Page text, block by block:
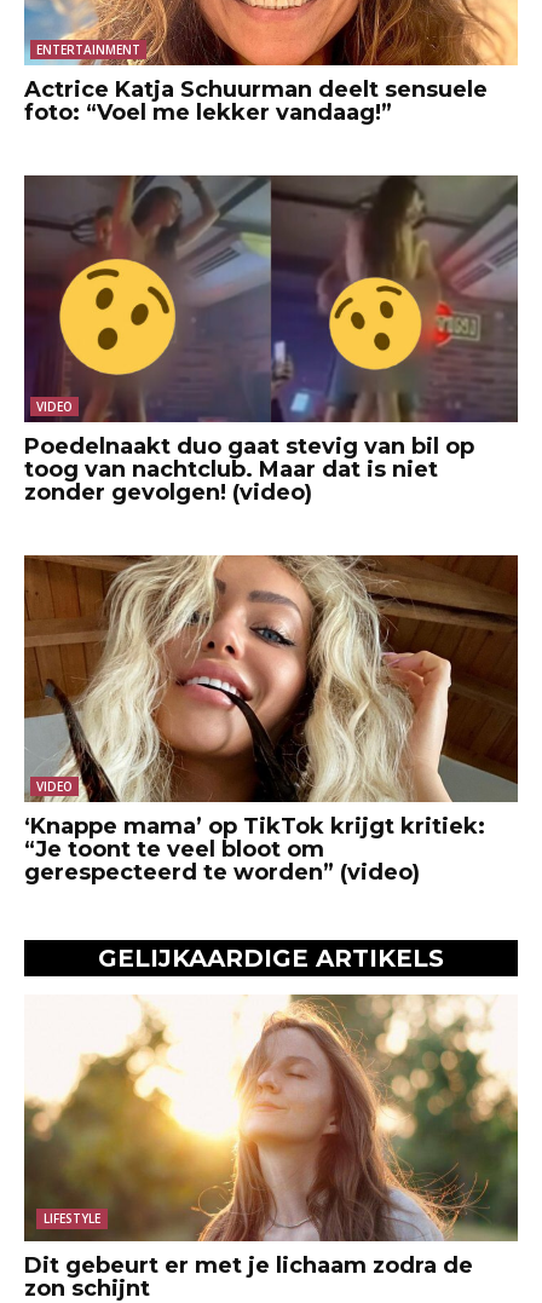
ENTERTAINMENT
Actrice Katja Schuurman deelt sensuele
foto: “Voel me lekker vandaag!”
VIDEO
Poedelnaakt duo gaat stevig van bil op
toog van nachtclub. Maar dat is niet
zonder gevolgen! (video)
VIDEO
‘Knappe mama’ op TikTok krijgt kritiek:
“Je toont te veel bloot om
gerespecteerd te worden” (video)
GELIJKAARDIGE ARTIKELS
LIFESTYLE
Dit gebeurt er met je lichaam zodra de
zon schijnt